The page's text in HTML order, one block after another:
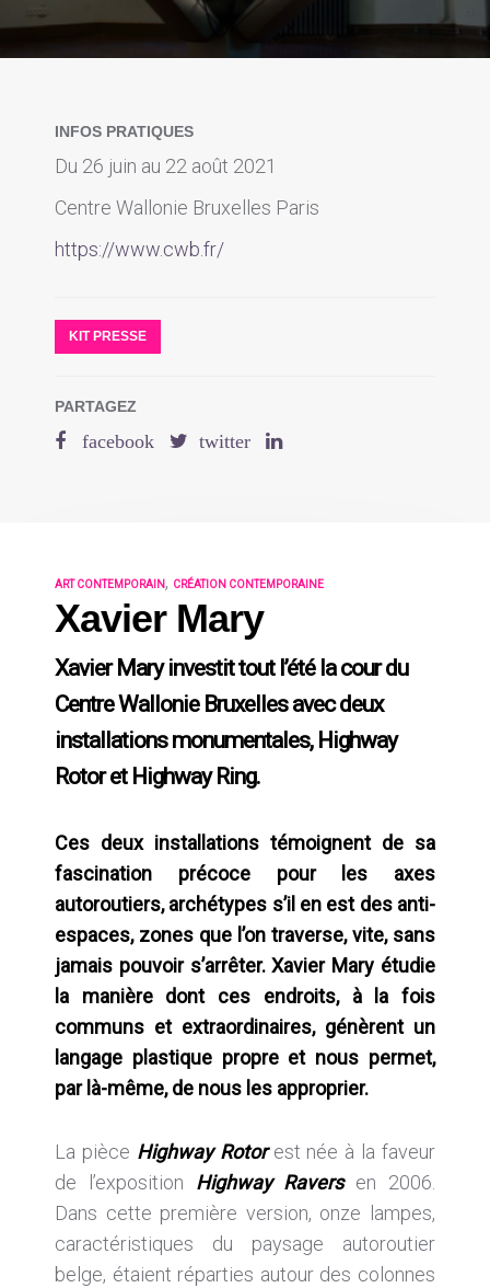
INFOS PRATIQUES
Du 26 juin au 22 août 2021
Centre Wallonie Bruxelles Paris
https://www.cwb.fr/
KIT PRESSE
PARTAGEZ
ART CONTEMPORAIN , CRÉATION CONTEMPORAINE
Xavier Mary
Xavier Mary investit tout l’été la cour du
Centre Wallonie Bruxelles avec deux
installations monumentales, Highway
Rotor et Highway Ring.
Ces deux installations témoignent de sa
fascination précoce pour les axes
autoroutiers, archétypes s’il en est des anti-
espaces, zones que l’on traverse, vite, sans
jamais pouvoir s’arrêter. Xavier Mary étudie
la manière dont ces endroits, à la fois
communs et extraordinaires, génèrent un
langage plastique propre et nous permet,
par là-même, de nous les approprier.
La pièce Highway Rotorest née à la faveur
de l’exposition Highway Raversen 2006.
Dans cette première version, onze lampes,
caractéristiques du paysage autoroutier
belge, étaient réparties autour des colonnes